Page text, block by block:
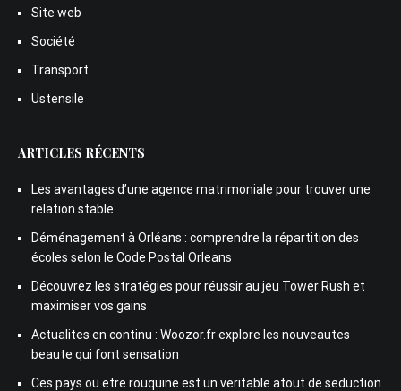
Site web
Société
Transport
Ustensile
ARTICLES RÉCENTS
Les avantages d’une agence matrimoniale pour trouver une
relation stable
Déménagement à Orléans : comprendre la répartition des
écoles selon le Code Postal Orleans
Découvrez les stratégies pour réussir au jeu Tower Rush et
maximiser vos gains
Actualites en continu : Woozor.fr explore les nouveautes
beaute qui font sensation
Ces pays ou etre rouquine est un veritable atout de seduction